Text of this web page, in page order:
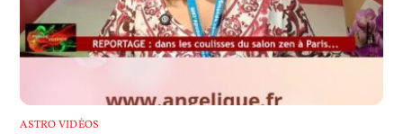
ASTRO VIDÉOS